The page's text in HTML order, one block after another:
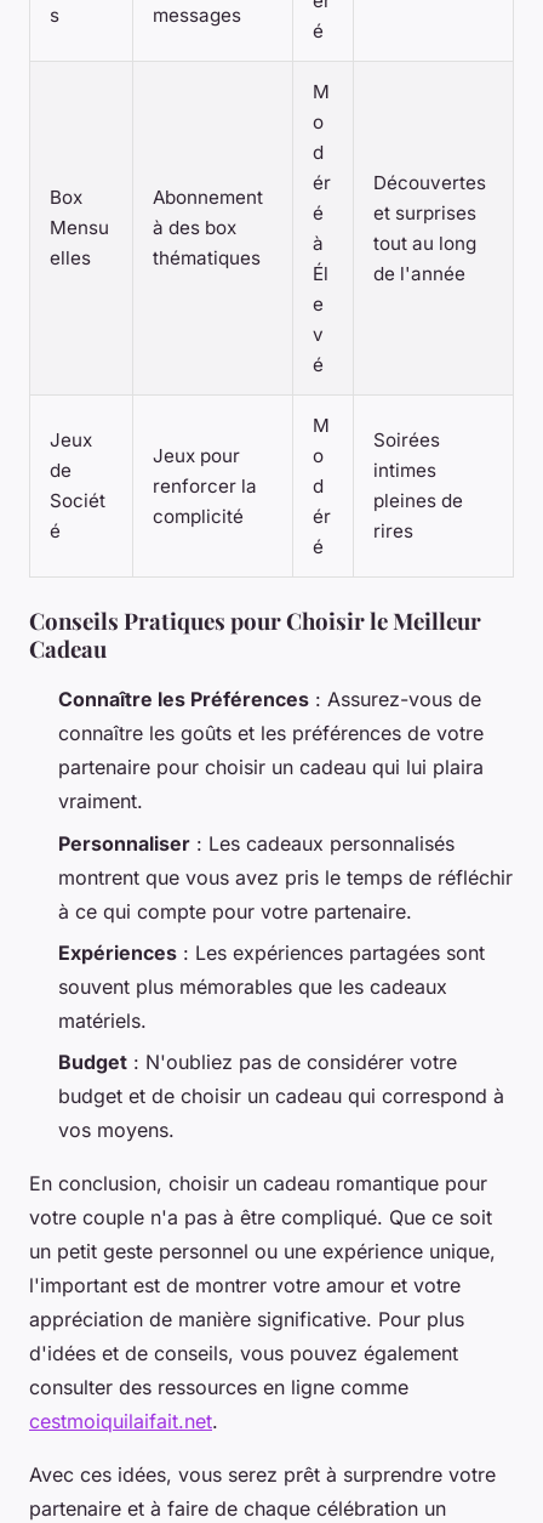
s
messages
é
Box
Mensu
elles
Abonnement
à des box
thématiques
M
o
d
ér
é
à
Él
e
v
é
Découvertes
et surprises
tout au long
de l'année
Jeux
de
Sociét
é
Jeux pour
renforcer la
complicité
M
o
d
ér
é
Soirées
intimes
pleines de
rires
Conseils Pratiques pour Choisir le Meilleur
Cadeau
Connaître les Préférences : Assurez-vous de
connaître les goûts et les préférences de votre
partenaire pour choisir un cadeau qui lui plaira
vraiment.
Personnaliser : Les cadeaux personnalisés
montrent que vous avez pris le temps de réfléchir
à ce qui compte pour votre partenaire.
Expériences : Les expériences partagées sont
souvent plus mémorables que les cadeaux
matériels.
Budget : N'oubliez pas de considérer votre
budget et de choisir un cadeau qui correspond à
vos moyens.
En conclusion, choisir un cadeau romantique pour
votre couple n'a pas à être compliqué. Que ce soit
un petit geste personnel ou une expérience unique,
l'important est de montrer votre amour et votre
appréciation de manière significative. Pour plus
d'idées et de conseils, vous pouvez également
consulter des ressources en ligne comme
cestmoiquilaifait.net.
Avec ces idées, vous serez prêt à surprendre votre
partenaire et à faire de chaque célébration un